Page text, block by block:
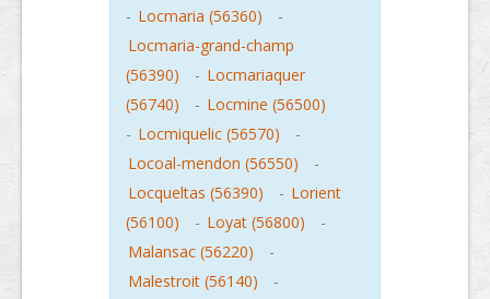
- Locmaria (56360)
-
Locmaria-grand-champ
(56390)
- Locmariaquer
(56740)
- Locmine (56500)
- Locmiquelic (56570)
-
Locoal-mendon (56550)
-
Locqueltas (56390)
- Lorient
(56100)
- Loyat (56800)
-
Malansac (56220)
-
Malestroit (56140)
-